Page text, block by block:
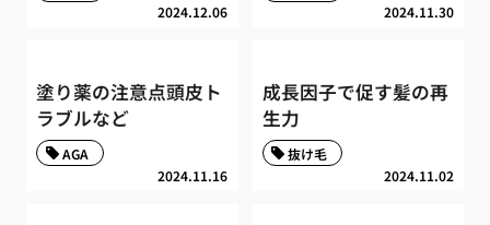
2024.12.06 2024.11.30
塗り薬の注意点頭皮ト
ラブルなど
2024.11.16
AGA
成長因子で促す髪の再
生力
2024.11.02
抜け毛